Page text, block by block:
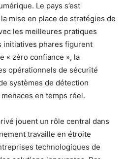
Le pays s’est
mise en place de stratégies de
les meilleures pratiques
initiatives phares figurent
« zéro confiance », la
opérationnels de sécurité
systèmes de détection
en temps réel.
jouent un rôle central dans
travaille en étroite
technologiques de